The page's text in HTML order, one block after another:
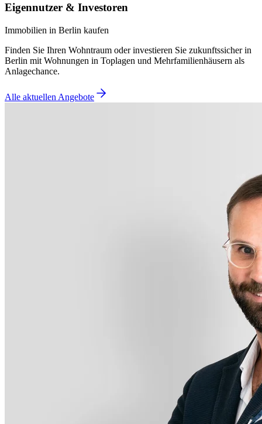
Eigennutzer & Investoren
Immobilien in Berlin kaufen
Finden Sie Ihren Wohntraum oder investieren Sie zukunftssicher in
Berlin mit Wohnungen in Toplagen und Mehrfamilienhäusern als
Anlagechance.
Alle aktuellen Angebote